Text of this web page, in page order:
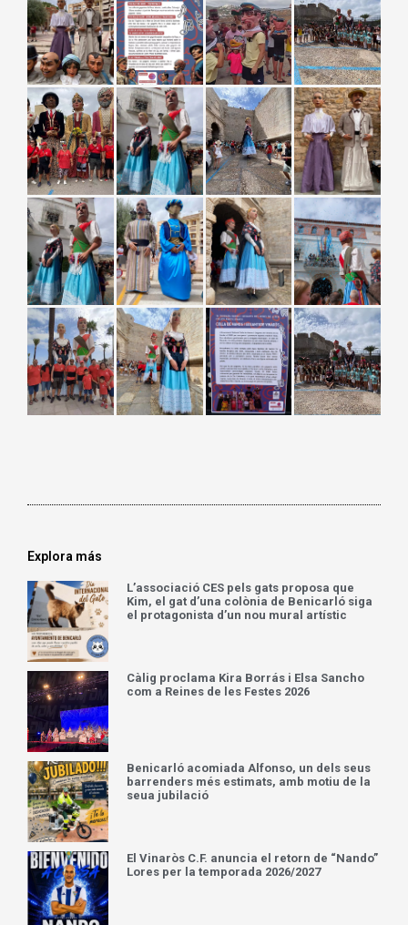
Explora más
L’associació CES pels gats proposa que
Kim, el gat d’una colònia de Benicarló siga
el protagonista d’un nou mural artístic
Càlig proclama Kira Borrás i Elsa Sancho
com a Reines de les Festes 2026
Benicarló acomiada Alfonso, un dels seus
barrenders més estimats, amb motiu de la
seua jubilació
El Vinaròs C.F. anuncia el retorn de “Nando”
Lores per la temporada 2026/2027